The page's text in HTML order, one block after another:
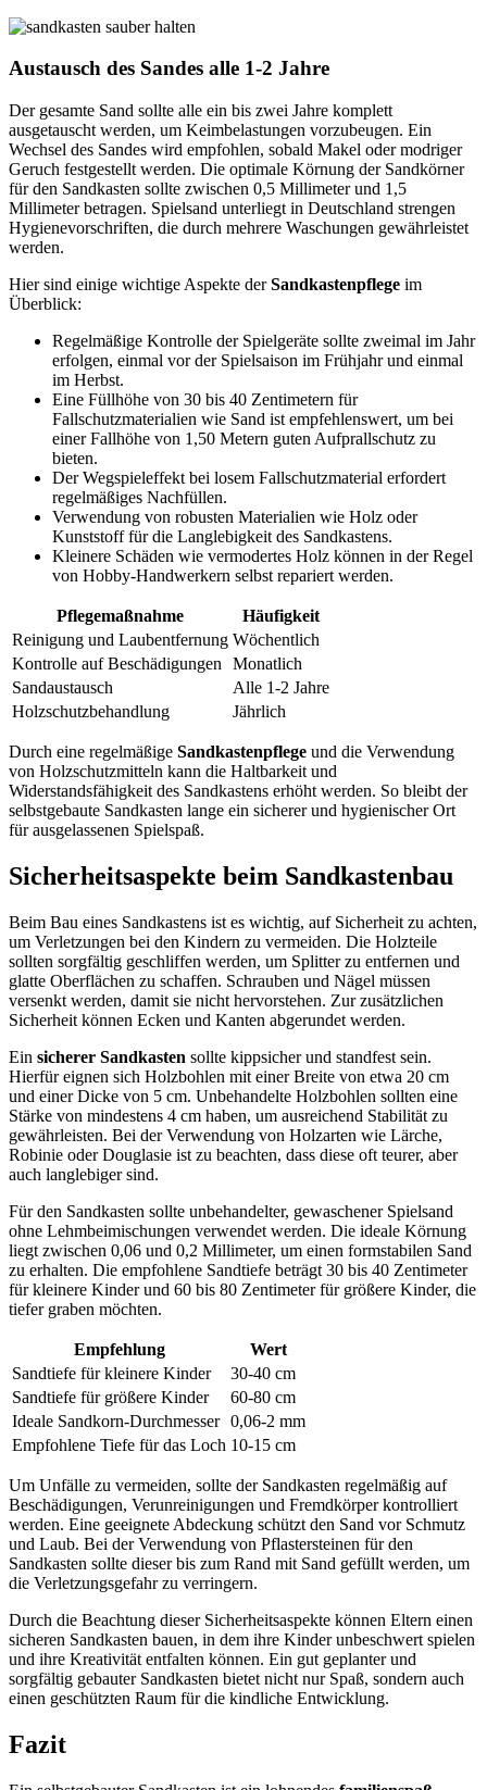
Austausch des Sandes alle 1-2 Jahre
Der gesamte Sand sollte alle ein bis zwei Jahre komplett
ausgetauscht werden, um Keimbelastungen vorzubeugen. Ein
Wechsel des Sandes wird empfohlen, sobald Makel oder modriger
Geruch festgestellt werden. Die optimale Körnung der Sandkörner
für den Sandkasten sollte zwischen 0,5 Millimeter und 1,5
Millimeter betragen. Spielsand unterliegt in Deutschland strengen
Hygienevorschriften, die durch mehrere Waschungen gewährleistet
werden.
Hier sind einige wichtige Aspekte derSandkastenpflege im
Überblick:
Regelmäßige Kontrolle der Spielgeräte sollte zweimal im Jahr
erfolgen, einmal vor der Spielsaison im Frühjahr und einmal
im Herbst.
Eine Füllhöhe von 30 bis 40 Zentimetern für
Fallschutzmaterialien wie Sand ist empfehlenswert, um bei
einer Fallhöhe von 1,50 Metern guten Aufprallschutz zu
bieten.
Der Wegspieleffekt bei losem Fallschutzmaterial erfordert
regelmäßiges Nachfüllen.
Verwendung von robusten Materialien wie Holz oder
Kunststoff für die Langlebigkeit des Sandkastens.
Kleinere Schäden wie vermodertes Holz können in der Regel
von Hobby-Handwerkern selbst repariert werden.
Pflegemaßnahme
Häufigkeit
Reinigung und Laubentfernung Wöchentlich
Kontrolle auf Beschädigungen
Monatlich
Sandaustausch
Alle 1-2 Jahre
Holzschutzbehandlung
Jährlich
Durch eine regelmäßige Sandkastenpflege und die Verwendung
von Holzschutzmitteln kann die Haltbarkeit und
Widerstandsfähigkeit des Sandkastens erhöht werden. So bleibt der
selbstgebaute Sandkasten lange ein sicherer und hygienischer Ort
für ausgelassenen Spielspaß.
Sicherheitsaspekte beim Sandkastenbau
Beim Bau eines Sandkastens ist es wichtig, auf Sicherheit zu achten,
um Verletzungen bei den Kindern zu vermeiden. Die Holzteile
sollten sorgfältig geschliffen werden, um Splitter zu entfernen und
glatte Oberflächen zu schaffen. Schrauben und Nägel müssen
versenkt werden, damit sie nicht hervorstehen. Zur zusätzlichen
Sicherheit können Ecken und Kanten abgerundet werden.
Ein sicherer Sandkasten sollte kippsicher und standfest sein.
Hierfür eignen sich Holzbohlen mit einer Breite von etwa 20 cm
und einer Dicke von 5 cm. Unbehandelte Holzbohlen sollten eine
Stärke von mindestens 4 cm haben, um ausreichend Stabilität zu
gewährleisten. Bei der Verwendung von Holzarten wie Lärche,
Robinie oder Douglasie ist zu beachten, dass diese oft teurer, aber
auch langlebiger sind.
Für den Sandkasten sollte unbehandelter, gewaschener Spielsand
ohne Lehmbeimischungen verwendet werden. Die ideale Körnung
liegt zwischen 0,06 und 0,2 Millimeter, um einen formstabilen Sand
zu erhalten. Die empfohlene Sandtiefe beträgt 30 bis 40 Zentimeter
für kleinere Kinder und 60 bis 80 Zentimeter für größere Kinder, die
tiefer graben möchten.
Empfehlung
Wert
Sandtiefe für kleinere Kinder
30-40 cm
Sandtiefe für größere Kinder
60-80 cm
Ideale Sandkorn-Durchmesser 0,06-2 mm
Empfohlene Tiefe für das Loch 10-15 cm
Um Unfälle zu vermeiden, sollte der Sandkasten regelmäßig auf
Beschädigungen, Verunreinigungen und Fremdkörper kontrolliert
werden. Eine geeignete Abdeckung schützt den Sand vor Schmutz
und Laub. Bei der Verwendung von Pflastersteinen für den
Sandkasten sollte dieser bis zum Rand mit Sand gefüllt werden, um
die Verletzungsgefahr zu verringern.
Durch die Beachtung dieser Sicherheitsaspekte können Eltern einen
sicheren Sandkasten bauen, in dem ihre Kinder unbeschwert spielen
und ihre Kreativität entfalten können. Ein gut geplanter und
sorgfältig gebauter Sandkasten bietet nicht nur Spaß, sondern auch
einen geschützten Raum für die kindliche Entwicklung.
Fazit